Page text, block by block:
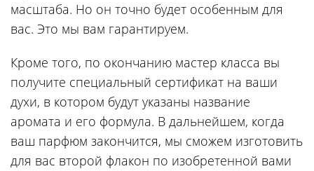
масштаба. Но он точно будет особенным для
вас. Это мы вам гарантируем.
Кроме того, по окончанию мастер класса вы
получите специальный сертификат на ваши
духи, в котором будут указаны название
аромата и его формула. В дальнейшем, когда
ваш парфюм закончится, мы сможем изготовить
для вас второй флакон по изобретенной вами